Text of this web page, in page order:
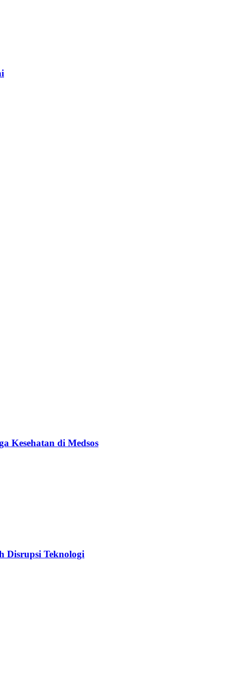
Kesehatan di Medsos
Disrupsi Teknologi